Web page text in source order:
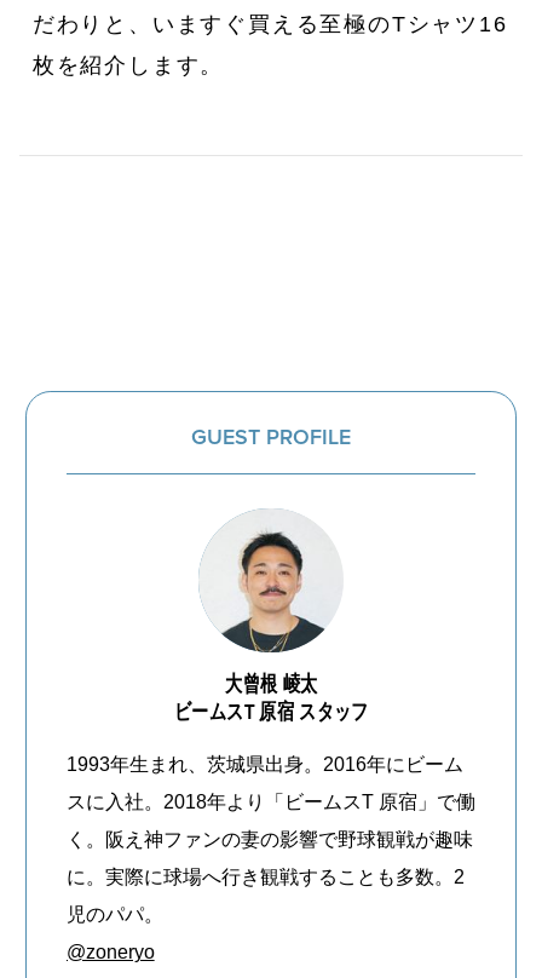
だわりと、いますぐ買える至極のTシャツ16
枚を紹介します。
GUEST PROFILE
大曾根 崚太
ビームスT 原宿 スタッフ
1993年生まれ、茨城県出身。2016年にビーム
スに入社。2018年より「ビームスT 原宿」で働
く。阪え神ファンの妻の影響で野球観戦が趣味
に。実際に球場へ行き観戦することも多数。2
児のパパ。
@zoneryo
テム8選。
CATEGORY
新着一覧 ファッション
ファッション小物